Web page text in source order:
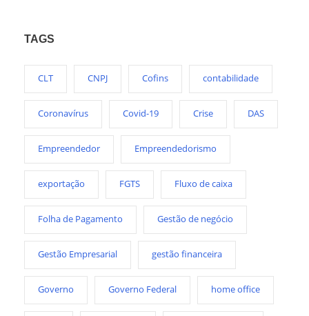
TAGS
CLT CNPJ Cofins contabilidade
Coronavírus Covid-19 Crise DAS
Empreendedor Empreendedorismo
exportação FGTS Fluxo de caixa
Folha de Pagamento Gestão de negócio
Gestão Empresarial gestão financeira
Governo Governo Federal home office